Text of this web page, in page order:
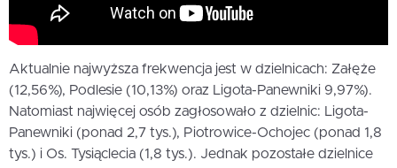
Aktualnie najwyższa frekwencja jest w dzielnicach: Załęże
(12,56%), Podlesie (10,13%) oraz Ligota-Panewniki 9,97%).
Natomiast najwięcej osób zagłosowało z dzielnic: Ligota-
Panewniki (ponad 2,7 tys.), Piotrowice-Ochojec (ponad 1,8
tys.) i Os. Tysiąclecia (1,8 tys.). Jednak pozostałe dzielnice